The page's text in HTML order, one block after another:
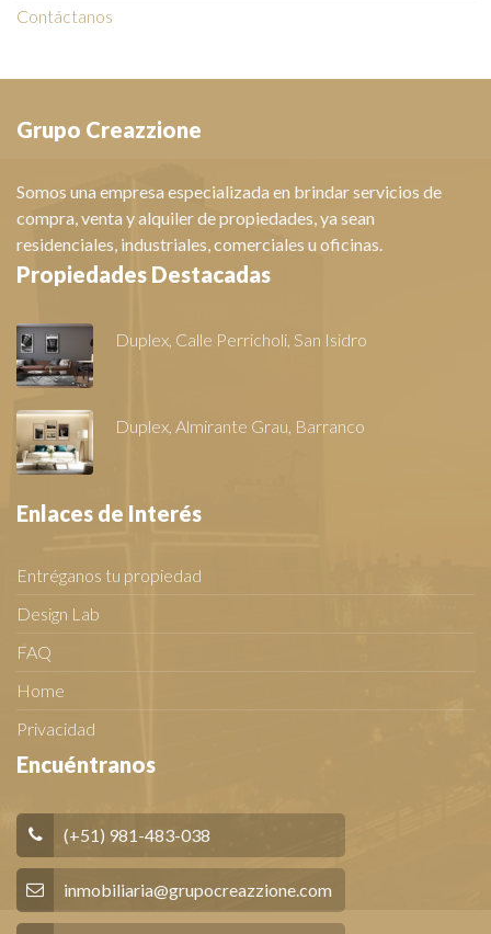
Contáctanos
Grupo Creazzione
Somos una empresa especializada en brindar servicios de
compra, venta y alquiler de propiedades, ya sean
residenciales, industriales, comerciales u oficinas.
Propiedades Destacadas
Duplex, Calle Perricholi, San Isidro
Duplex, Almirante Grau, Barranco
Enlaces de Interés
Entréganos tu propiedad
Design Lab
FAQ
Home
Privacidad
Encuéntranos
(+51) 981-483-038
inmobiliaria@grupocreazzione.com